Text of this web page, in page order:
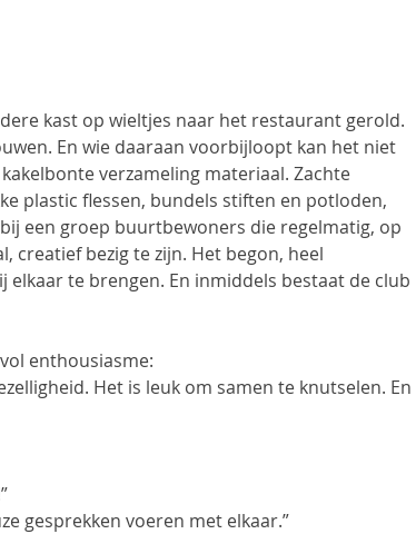
kast op wieltjes naar het restaurant gerold.
En wie daaraan voorbijloopt kan het niet
verzameling materiaal. Zachte
plastic flessen, bundels stiften en potloden,
een groep buurtbewoners die regelmatig, op
creatief bezig te zijn. Het begon, heel
te brengen. En inmiddels bestaat de club
enthousiasme:
Het is leuk om samen te knutselen. En
gesprekken voeren met elkaar.”